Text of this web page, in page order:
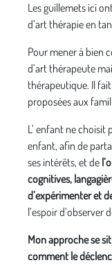
Les guillemets ici
d’art thérapie en
Pour mener à bien
d’art thérapeute
thérapeutique. Il
proposées aux
L’ enfant ne choisit
enfant, afin de
ses intérêts, et de
cognitives,
d’expérimenter et
l’espoir
Mon approche se
comment le